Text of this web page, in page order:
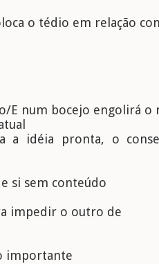
o tédio em relação
E num bocejo engolirá o
a idéia pronta, o
si sem conteúdo
impedir o outro de
importante